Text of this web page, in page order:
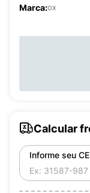
Marca:OX
Calcular
Informe seu